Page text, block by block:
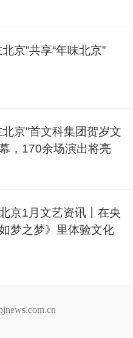
京”共享“年味北京”
北京”首文科集团贺岁文
，170余场演出将亮
京1月文艺资讯丨在央
梦之梦》里体验文化